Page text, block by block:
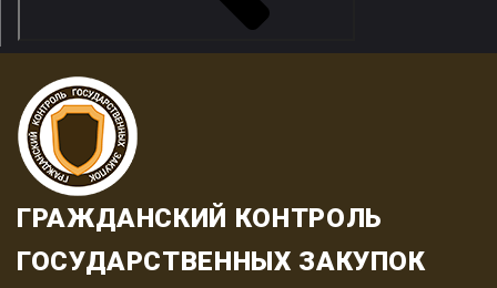
ГРАЖДАНСКИЙ КОНТРОЛЬ
ГОСУДАРСТВЕННЫХ ЗАКУПОК